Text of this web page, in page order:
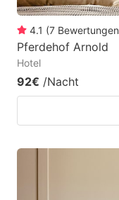
4.1 (7 Bewertungen
Pferdehof Arnold
Hotel
92€ /Nacht